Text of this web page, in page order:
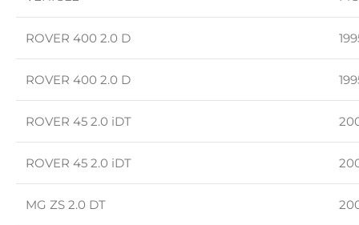
ROVER 400 2.0 D
ROVER 400 2.0 D
ROVER 45 2.0 iDT
ROVER 45 2.0 iDT
MG ZS 2.0 DT